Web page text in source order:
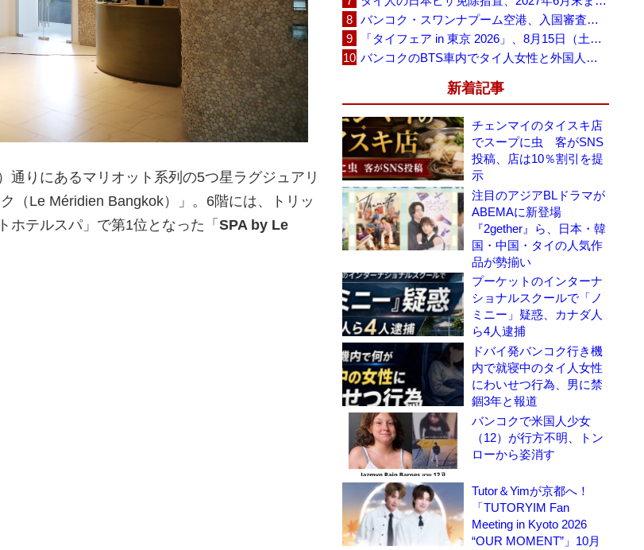
通りにあるマリオット系列の5つ星ラグジュアリ
（Le Méridien Bangkok）」。6階には、トリッ
ホテルスパ」で第1位となった「 SPA by Le
バンコク・スワンナプーム空港、入国審査で2～3時間待ちの時間帯も 審査厳格化と人員不足が影響か
「タイフェア in 東京 2026」、8月15日（土）・16日（日）に代々木公園で開催
バンコクのBTS車内でタイ人女性と外国人学生グループが口論、騒音めぐる動画が拡散
新着記事
チェンマイのタイスキ店
でスープに虫 客がSNS
投稿、店は10％割引を提
示
注目のアジアBLドラマが
ABEMAに新登場
『2gether』ら、日本・韓
国・中国・タイの人気作
品が勢揃い
プーケットのインターナ
ショナルスクールで「ノ
ミニー」疑惑、カナダ人
ら4人逮捕
ドバイ発バンコク行き機
内で就寝中のタイ人女性
にわいせつ行為、男に禁
錮3年と報道
バンコクで米国人少女
（12）が行方不明、トン
ローから姿消す
Tutor＆Yimが京都へ！
「TUTORYIM Fan
Meeting in Kyoto 2026
“OUR MOMENT”」10月